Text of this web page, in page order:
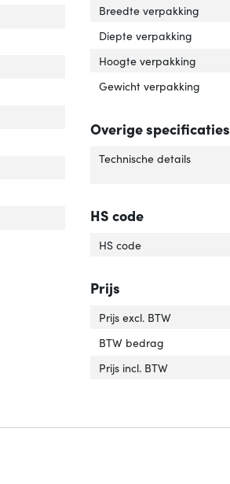
Breedte verpakking
Diepte verpakking
Hoogte verpakking
Gewicht verpakking
Overige specificaties
Technische details
HS code
HS code
Prijs
Prijs excl. BTW
BTW bedrag
Prijs incl. BTW